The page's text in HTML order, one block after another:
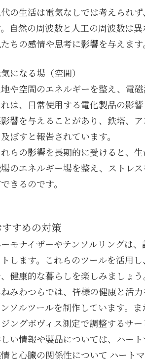
の生活は電気なしでは考えられ
自然の周波数と人工の周波数は
ちの感情や思考に影響を与えます
になる場（空間）
や空間のエネルギーを整え、電
れは、日常使用する電化製品の影
響を与えることがあり、鉄塔、
ぼすと報告されています。
れらの影響を長期的に受けると、
のエネルギー場を整え、ストレ
きるのです。
すすめの対策
モナイザーやテンソルリングは
します。これらのツールを活用
健康的な暮らしを楽しみましょう
ねみわつらでは、皆様の健康と活
ソルツールを制作しています。
ジングボヴィス測定で調整するサー
い情報や製品については、ハー
と心臓の関係性について ハート